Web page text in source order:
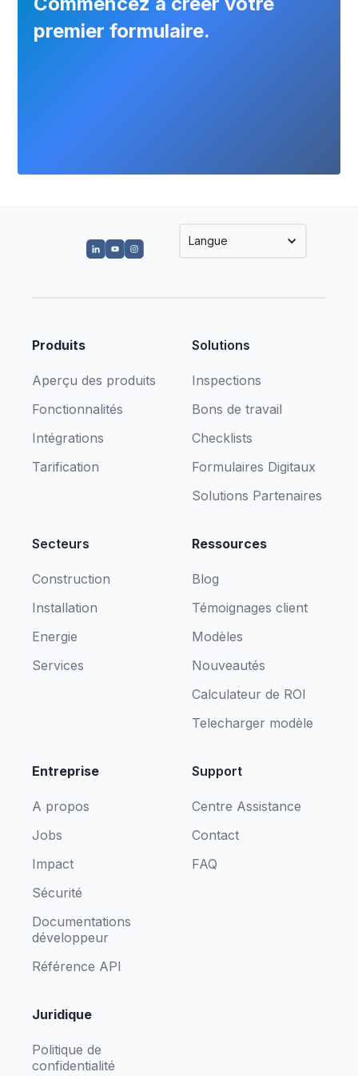
premier formulaire.
Langue
Produits
Aperçu des produits
Fonctionnalités
Intégrations
Tarification
Solutions
Inspections
Bons de travail
Checklists
Formulaires Digitaux
Solutions Partenaires
Secteurs
Construction
Installation
Energie
Services
Ressources
Blog
Témoignages client
Modèles
Nouveautés
Calculateur de ROI
Telecharger modèle
Entreprise
A propos
Jobs
Impact
Sécurité
Documentations
développeur
Référence API
Support
Centre Assistance
Contact
FAQ
Juridique
Politique de
confidentialité